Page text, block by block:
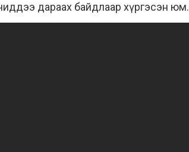
дараах байдлаар хүргэсэн юм.